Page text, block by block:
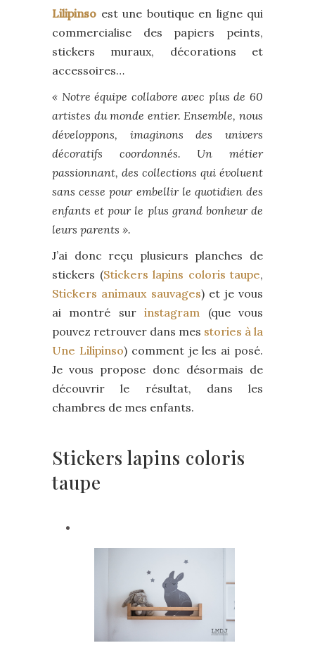
Lilipinso est une boutique en ligne qui
commercialise des papiers peints,
stickers muraux, décorations et
accessoires…
« Notre équipe collabore avec plus de 60
artistes du monde entier. Ensemble, nous
développons, imaginons des univers
décoratifs coordonnés. Un métier
passionnant, des collections qui évoluent
sans cesse pour embellir le quotidien des
enfants et pour le plus grand bonheur de
leurs parents ».
J’ai donc reçu plusieurs planches de
stickers (Stickers lapins coloris taupe,
Stickers animaux sauvages) et je vous
ai montré surinstagram (que vous
pouvez retrouver dans mes stories à la
Une Lilipinso) comment je les ai posé.
Je vous propose donc désormais de
découvrir le résultat, dans les
chambres de mes enfants.
Stickers lapins coloris
taupe